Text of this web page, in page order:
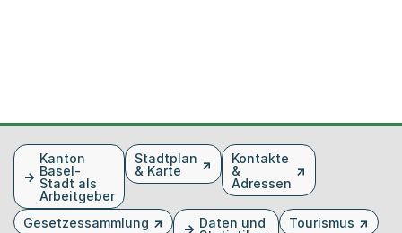
FusszeileKanton
Basel-
Stadt als
Arbeitgeber
Stadtplan
& Karte
Kontakte
&
Adressen
Gesetzessammlung
Daten und
Tourismus